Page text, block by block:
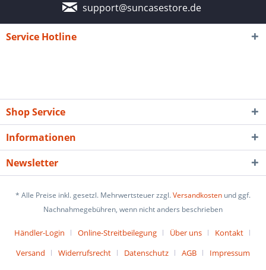
support@suncasestore.de
Service Hotline
Shop Service
Informationen
Newsletter
* Alle Preise inkl. gesetzl. Mehrwertsteuer zzgl.Versandkosten und ggf.
Nachnahmegebühren, wenn nicht anders beschrieben
Händler-Login Online-Streitbeilegung Über uns
Kontakt
Versand
Widerrufsrecht Datenschutz AGB Impressum